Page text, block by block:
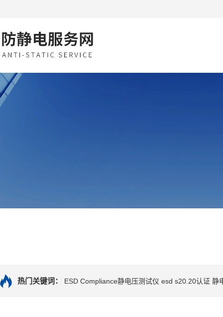
热门关键词： ESD Compliance静电压测试仪 esd s20.20认证 静